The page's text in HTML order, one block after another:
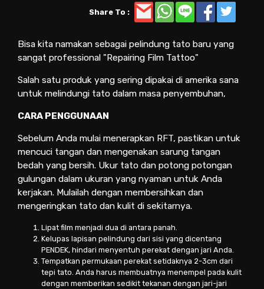
Share To :
Bisa kita namakan sebagai pelindung tato baru yang
sangat professional "Repairing Film Tattoo"
Salah satu produk yang sering dipakai di amerika sana
untuk melindungi tato dalam masa penyembuhan,
CARA PENGGUNAAN
Sebelum Anda mulai menerapkan RFT, pastikan untuk
mencuci tangan dan mengenakan sarung tangan
bedah yang bersih. Ukur tato dan potong potongan
gulungan dalam ukuran yang nyaman untuk Anda
kerjakan. Mulailah dengan membersihkan dan
mengeringkan tato dan kulit di sekitarnya.
Lipat film menjadi dua di antara panah.
Kelupas lapisan pelindung dari sisi yang dicentang
PENDEK, hindari menyentuh perekat dengan jari Anda.
Tempatkan permukaan perekat setidaknya 2-3cm dari
tepi tato. Anda harus membuatnya menempel pada kulit
dengan memberikan sedikit tekanan dengan jari-jari